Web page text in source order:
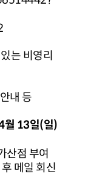
는 비영리
내 등
월 13일(일)
산점 부여
메일 회신